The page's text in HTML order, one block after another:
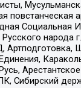
Социальная
Сибирский